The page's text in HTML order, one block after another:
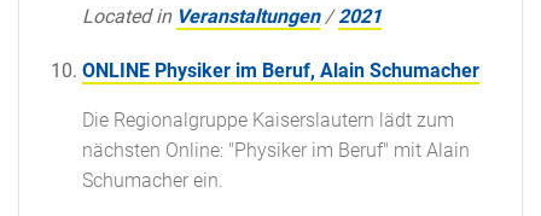
Located in Veranstaltungen /2021
ONLINE Physiker im Beruf, Alain Schumacher
Die Regionalgruppe Kaiserslautern lädt zum
nächsten Online: "Physiker im Beruf" mit Alain
Schumacher ein.